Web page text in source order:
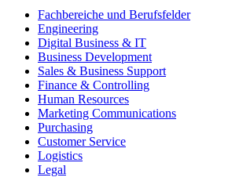
Fachbereiche und Berufsfelder
Engineering
Digital Business & IT
Business Development
Sales & Business Support
Finance & Controlling
Human Resources
Marketing Communications
Purchasing
Customer Service
Logistics
Legal